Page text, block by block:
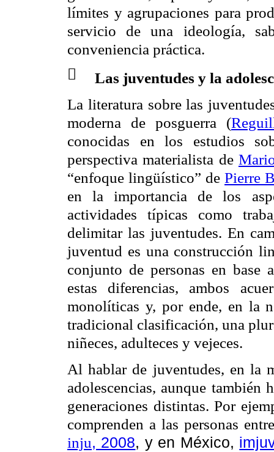
límites y agrupaciones para
servicio de una ideología,
conveniencia práctica.
 Las juventudes y la
La literatura sobre las
moderna de posguerra (
conocidas en los estudios
perspectiva materialista de
“enfoque lingüístico” de Pierre
en la importancia de los
actividades típicas como
delimitar las juventudes. En
juventud es una construcción
conjunto de personas en base
estas diferencias, ambos
monolíticas y, por ende, en la
tradicional clasificación, una
niñeces, adulteces y vejeces.
Al hablar de juventudes, en la
adolescencias, aunque también
generaciones distintas. Por
comprenden a las personas
inju, 2008, y en México,